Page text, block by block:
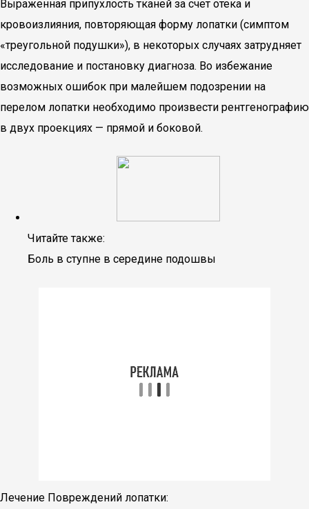
Выраженная припухлость тканей за счет отека и
кровоизлияния, повторяющая форму лопатки (симптом
«треугольной подушки»), в некоторых случаях затрудняет
исследование и постановку диагноза. Во избежание
возможных ошибок при малейшем подозрении на
перелом лопатки необходимо произвести рентгенографию
в двух проекциях — прямой и боковой.
Читайте также:
Боль в ступне в середине подошвы
Лечение Повреждений лопатки: